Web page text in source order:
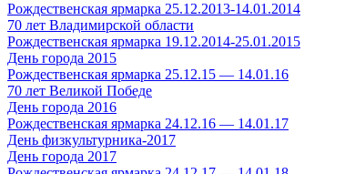
Рождественская ярмарка 25.12.2013-14.01.2014
70 лет Владимирской области
Рождественская ярмарка 19.12.2014-25.01.2015
День города 2015
Рождественская ярмарка 25.12.15 — 14.01.16
70 лет Великой Победе
День города 2016
Рождественская ярмарка 24.12.16 — 14.01.17
День физкультурника-2017
День города 2017